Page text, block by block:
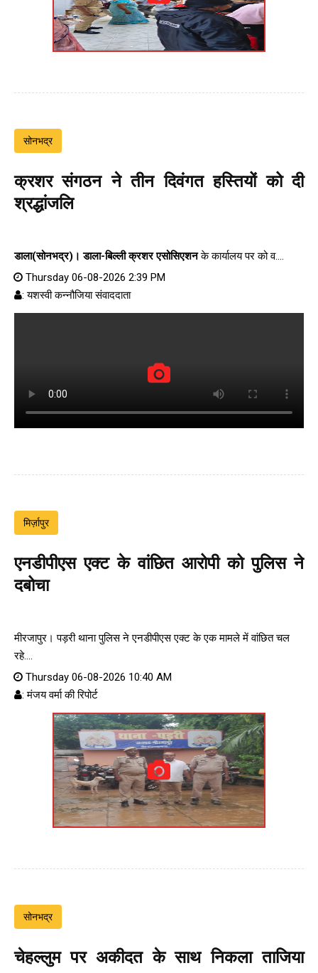
सोनभद्र
क्रशर संगठन ने तीन दिवंगत हस्तियों को दी
श्रद्धांजलि
डाला(सोनभद्र)। डाला-बिल्ली क्रशर एसोसिएशनके कार्यालय पर को व....
Thursday 06-08-2026 2:39 PM
: यशस्वी कन्नौजिया संवाददाता
मिर्ज़ापुर
एनडीपीएस एक्ट के वांछित आरोपी को पुलिस ने
दबोचा
मीरजापुर। पड़री थाना पुलिस ने एनडीपीएस एक्ट के एक मामले में वांछित चल
रहे....
Thursday 06-08-2026 10:40 AM
: मंजय वर्मा की रिपोर्ट
सोनभद्र
चेहल्लुम पर अकीदत के साथ निकला ताजिया